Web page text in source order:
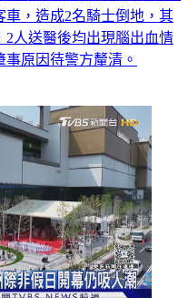
車，造成2名騎士倒地，其
2人送醫後均出現腦出血情
原因待警方釐清。